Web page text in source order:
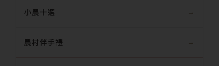
小農十選
農村伴手禮